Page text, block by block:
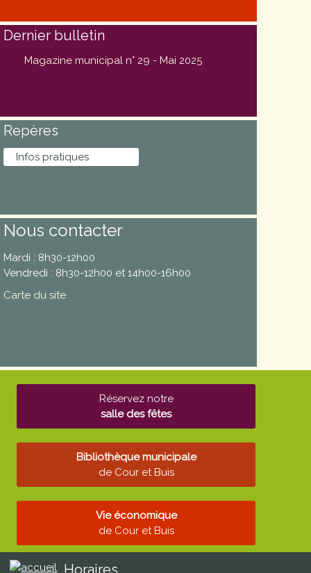
Dernier bulletin
Magazine municipal n° 29 - Mai 2025
Repères
Infos pratiques
Nous contacter
Mardi : 8h30-12h00
Vendredi : 8h30-12h00 et 14h00-16h00
Carte du site
Réservez notre
salle des fêtes
Bibliothèque municipale
de Cour et Buis
Vie économique
de Cour et Buis
Horaires